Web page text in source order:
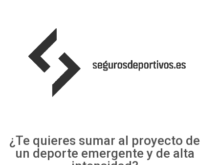
¿Te quieres sumar al proyecto de
un deporte emergente y de alta